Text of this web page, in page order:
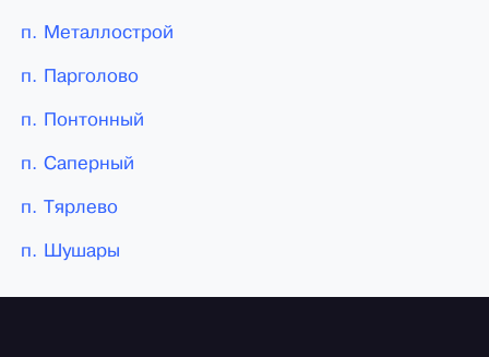
п. Металлострой
п. Парголово
п. Понтонный
п. Саперный
п. Тярлево
п. Шушары